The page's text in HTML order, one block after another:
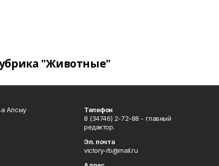
"Животные"
Алсыу
Телефон
8 (34746) 2-72-88 - главный
редактор.
Эл. почта
victory-rb@mail.ru